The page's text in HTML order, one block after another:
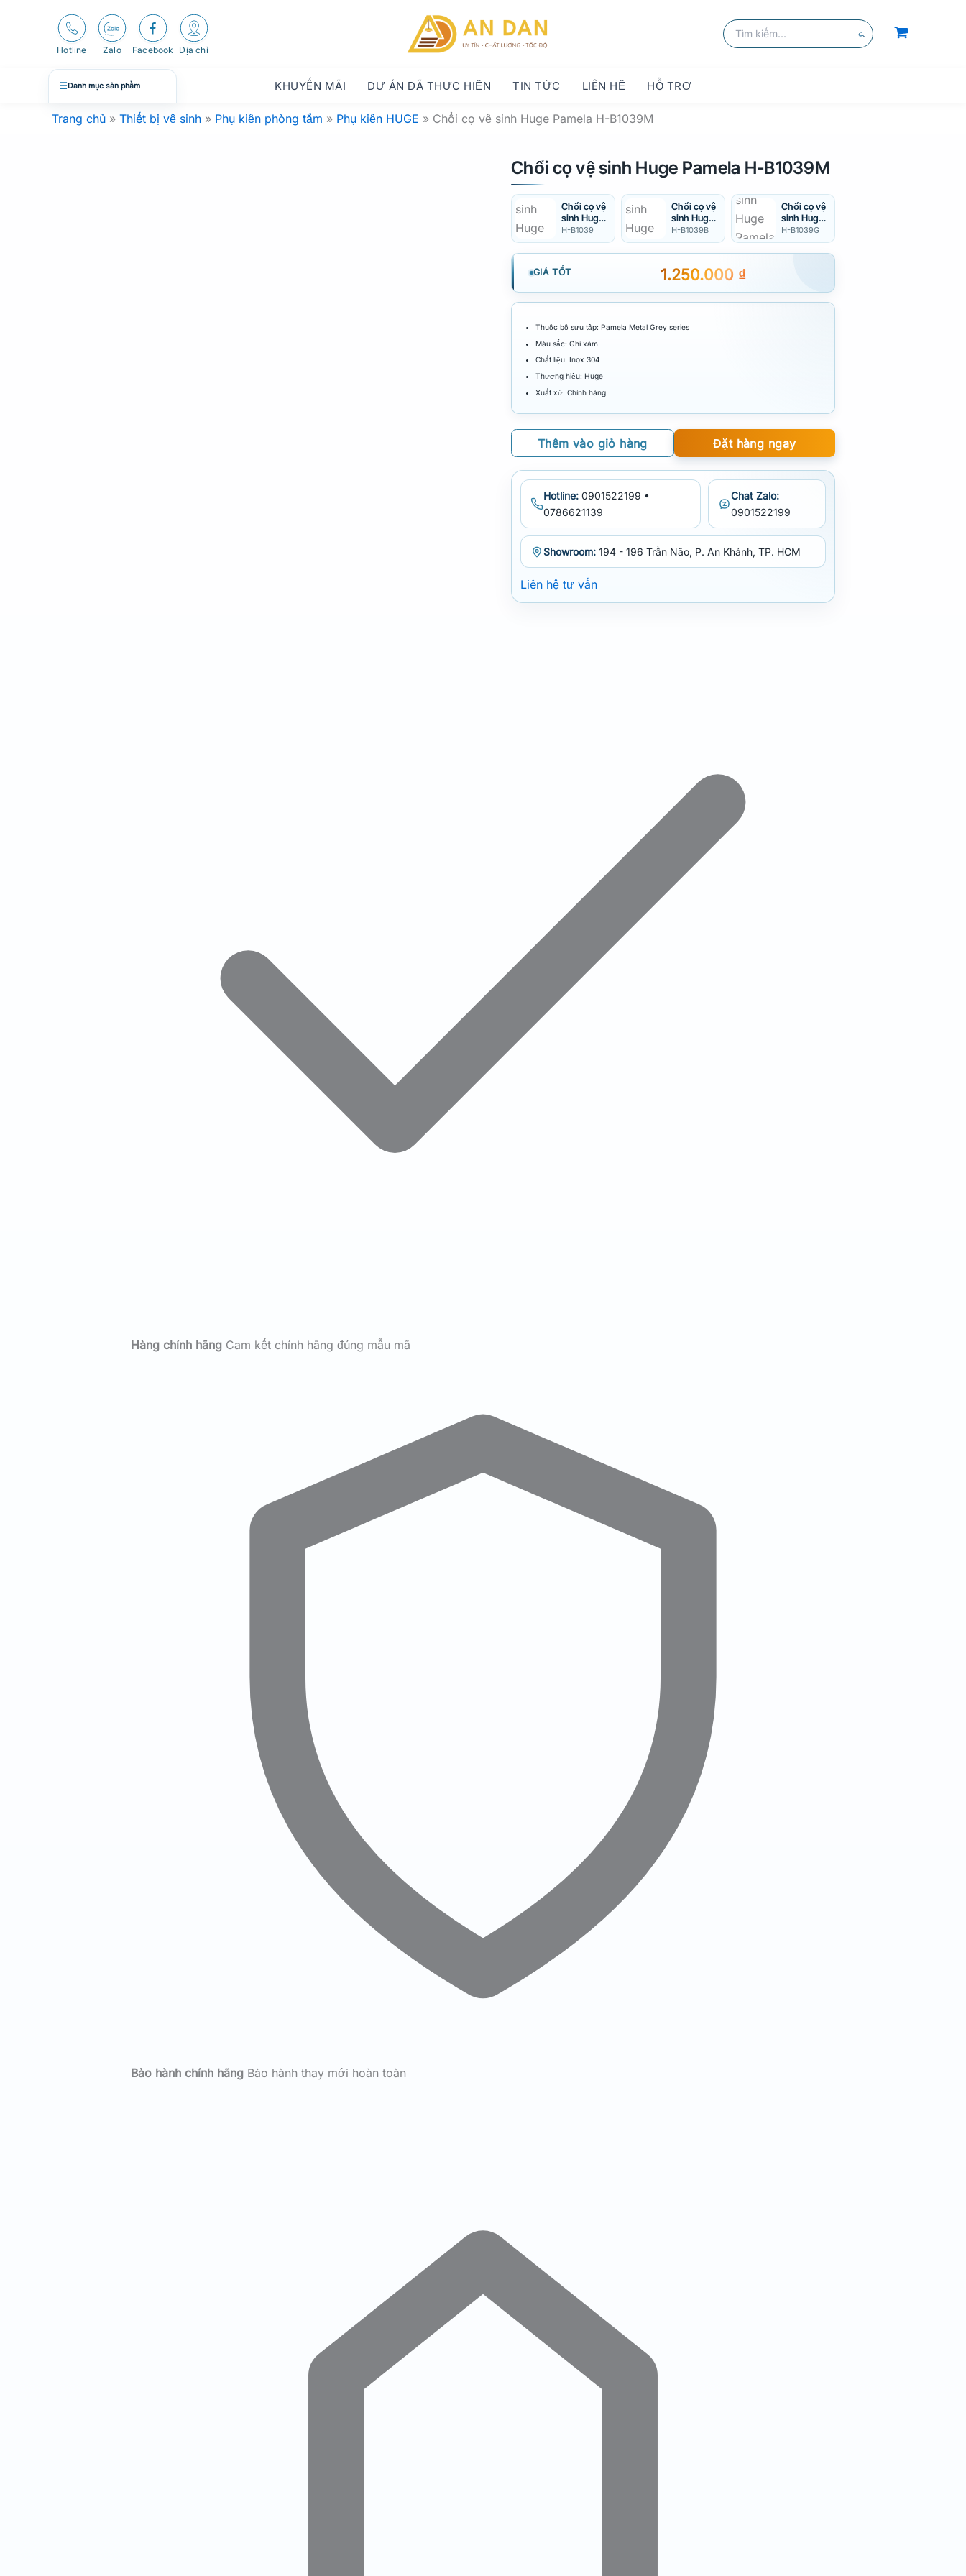
☰ Danh mục sản phẩm
Hotline Zalo Facebook Địa chỉ
Tìm
kiếm:
KHUYẾN MÃI DỰ ÁN ĐÃ THỰC HIỆN TIN TỨC LIÊN HỆ HỖ TRỢ
Trang chủ » Thiết bị vệ sinh » Phụ kiện phòng tắm » Phụ kiện HUGE » Chổi cọ vệ sinh Huge Pamela H-B1039M
Chổi cọ vệ sinh Huge Pamela H-B1039M
Chổi cọ vệ
sinh Huge
H-B1039
H-B1039
Chổi cọ vệ
sinh Huge
H-B1039B
H-B1039B
Chổi cọ vệ
sinh Huge
Pamela H-
B1039G
H-B1039G
GIÁ TỐT 1.250.000 ₫
Thuộc bộ sưu tập: Pamela Metal Grey series
Màu sắc: Ghi xám
Chất liệu: Inox 304
Thương hiệu: Huge
Xuất xứ: Chính hãng
Thêm vào giỏ hàng Đặt hàng ngay
Hotline: 0901522199 •
0786621139
Chat Zalo:
0901522199
Showroom: 194 - 196 Trần Não, P. An Khánh, TP. HCM
Liên hệ tư vấn
Hàng chính hãng Cam kết chính hãng đúng mẫu mã
Bảo hành chính hãng Bảo hành thay mới hoàn toàn